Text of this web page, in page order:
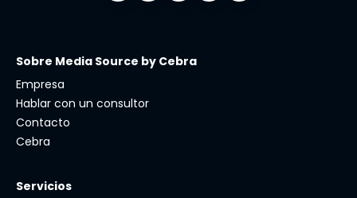
Sobre Media Source by Cebra
Empresa
Hablar con un consultor
Contacto
Cebra
Servicios